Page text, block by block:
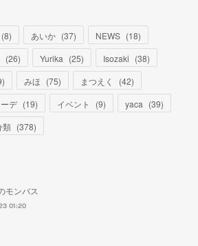
(8) あいか (37) NEWS (18)
(26) Yurika (25) Isozaki (38)
) みほ (75) まつえく (42)
デ (19) イベント (9) yaca (39)
類 (378)
モンバス
01:20